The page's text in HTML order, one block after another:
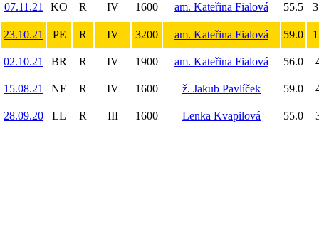
07.11.21 KO R IV 1600 am. Kateřina Fialová 55.5
23.10.21 PE R IV 3200 am. Kateřina Fialová 59.0
02.10.21 BR R IV 1900 am. Kateřina Fialová 56.0
15.08.21 NE R IV 1600 ž. Jakub Pavlíček 59.0
28.09.20 LL R III 1600 Lenka Kvapilová 55.0